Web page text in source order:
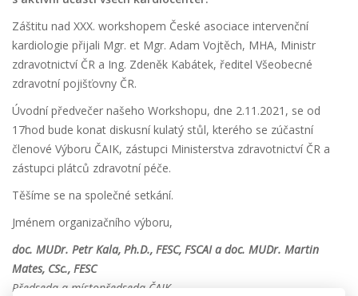
Záštitu nad XXX. workshopem České asociace intervenční
kardiologie přijali Mgr. et Mgr. Adam Vojtěch, MHA, Ministr
zdravotnictví ČR a Ing. Zdeněk Kabátek, ředitel Všeobecné
zdravotní pojišťovny ČR.
Úvodní předvečer našeho Workshopu, dne 2.11.2021, se od
17hod bude konat diskusní kulatý stůl, kterého se zúčastní
členové Výboru ČAIK, zástupci Ministerstva zdravotnictví ČR a
zástupci plátců zdravotní péče.
Těšíme se na společné setkání.
Jménem organizačního výboru,
doc. MUDr. Petr Kala, Ph.D., FESC, FSCAI a doc. MUDr. Martin
Mates, CSc., FESC
Předseda a místopředseda ČAIK